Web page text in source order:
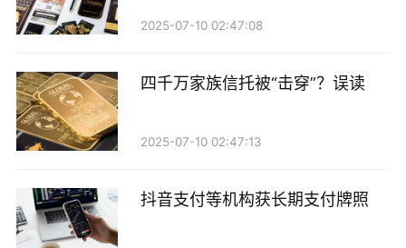
肖剑，中泰证券首席财富官胡增永，华西证券副总裁张
等重要领导亦出席本次会议。
行业领袖齐聚，多维解析数智变革新趋势
能、区块链、大数据等核心技术正推动证券行业从业务
线上化、服务标准化，向决策智能化、运营生态化深刻
2025-07-10 02:47:08
四千万家族信托被“击穿”？误读
2025-07-10 02:47:13
抖音支付等机构获长期支付牌照